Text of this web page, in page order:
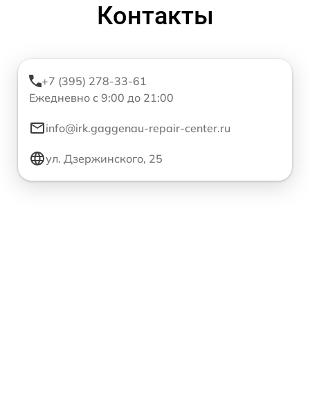
Контакты
+7 (395) 278-33-61
Ежедневно с 9:00 до 21:00
info@irk.gaggenau-repair-center.ru
ул. Дзержинского, 25